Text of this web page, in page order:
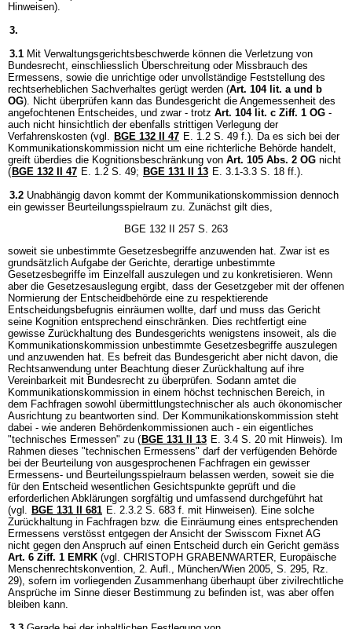
Hinweisen).
3.
3.1 Mit Verwaltungsgerichtsbeschwerde können die Verletzung von
Bundesrecht, einschliesslich Überschreitung oder Missbrauch des
Ermessens, sowie die unrichtige oder unvollständige Feststellung des
rechtserheblichen Sachverhaltes gerügt werden (Art. 104 lit. a und b
OG). Nicht überprüfen kann das Bundesgericht die Angemessenheit des
angefochtenen Entscheides, und zwar - trotz Art. 104 lit. c Ziff. 1 OG -
auch nicht hinsichtlich der ebenfalls strittigen Verlegung der
Verfahrenskosten (vgl. BGE 132 II 47 E. 1.2 S. 49 f.). Da es sich bei der
Kommunikationskommission nicht um eine richterliche Behörde handelt,
greift überdies die Kognitionsbeschränkung von Art. 105 Abs. 2 OG nicht
( BGE 132 II 47 E. 1.2 S. 49; BGE 131 II 13 E. 3.1-3.3 S. 18 ff.).
3.2 Unabhängig davon kommt der Kommunikationskommission dennoch
ein gewisser Beurteilungsspielraum zu. Zunächst gilt dies,
BGE 132 II 257 S. 263
soweit sie unbestimmte Gesetzesbegriffe anzuwenden hat. Zwar ist es
grundsätzlich Aufgabe der Gerichte, derartige unbestimmte
Gesetzesbegriffe im Einzelfall auszulegen und zu konkretisieren. Wenn
aber die Gesetzesauslegung ergibt, dass der Gesetzgeber mit der offenen
Normierung der Entscheidbehörde eine zu respektierende
Entscheidungsbefugnis einräumen wollte, darf und muss das Gericht
seine Kognition entsprechend einschränken. Dies rechtfertigt eine
gewisse Zurückhaltung des Bundesgerichts wenigstens insoweit, als die
Kommunikationskommission unbestimmte Gesetzesbegriffe auszulegen
und anzuwenden hat. Es befreit das Bundesgericht aber nicht davon, die
Rechtsanwendung unter Beachtung dieser Zurückhaltung auf ihre
Vereinbarkeit mit Bundesrecht zu überprüfen. Sodann amtet die
Kommunikationskommission in einem höchst technischen Bereich, in
dem Fachfragen sowohl übermittlungstechnischer als auch ökonomischer
Ausrichtung zu beantworten sind. Der Kommunikationskommission steht
dabei - wie anderen Behördenkommissionen auch - ein eigentliches
"technisches Ermessen" zu ( BGE 131 II 13 E. 3.4 S. 20 mit Hinweis). Im
Rahmen dieses "technischen Ermessens" darf der verfügenden Behörde
bei der Beurteilung von ausgesprochenen Fachfragen ein gewisser
Ermessens- und Beurteilungsspielraum belassen werden, soweit sie die
für den Entscheid wesentlichen Gesichtspunkte geprüft und die
erforderlichen Abklärungen sorgfältig und umfassend durchgeführt hat
(vgl. BGE 131 II 681 E. 2.3.2 S. 683 f. mit Hinweisen). Eine solche
Zurückhaltung in Fachfragen bzw. die Einräumung eines entsprechenden
Ermessens verstösst entgegen der Ansicht der Swisscom Fixnet AG
nicht gegen den Anspruch auf einen Entscheid durch ein Gericht gemäss
Art. 6 Ziff. 1 EMRK (vgl. CHRISTOPH GRABENWARTER, Europäische
Menschenrechtskonvention, 2. Aufl., München/Wien 2005, S. 295, Rz.
29), sofern im vorliegenden Zusammenhang überhaupt über zivilrechtliche
Ansprüche im Sinne dieser Bestimmung zu befinden ist, was aber offen
bleiben kann.